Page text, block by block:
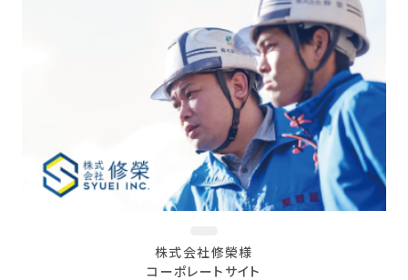
株式会社修榮様
コーポレートサイト